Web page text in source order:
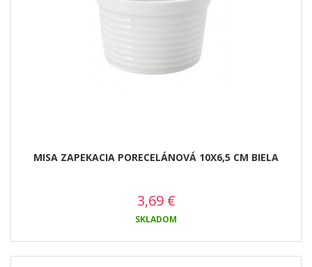
MISA ZAPEKACIA PORECELÁNOVÁ 10X6,5 CM BIELA
3,69 €
SKLADOM